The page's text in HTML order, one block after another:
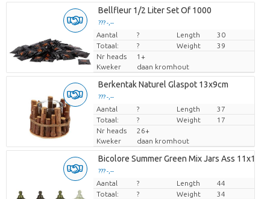
Bellfleur 1/2 Liter Set Of 1000
??? -,--
Prijs per stuk
Aantal ? Length
30
Totaal:
? Weight
39
Nr heads
1+
Kweker
daan kromhout
Berkentak Naturel Glaspot 13x9cm
??? -,--
Prijs per stuk
Aantal ? Length
37
Totaal:
? Weight
17
Nr heads
26+
Kweker
daan kromhout
Bicolore Summer Green Mix Jars Ass
??? -,--
Prijs per stuk
Aantal ? Length
44
Totaal:
? Weight
34